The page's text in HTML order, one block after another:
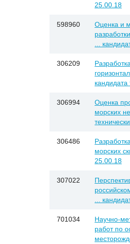
25.00.18
598960
Оценка и
...
306209
кандидата
306994
Оценка
морских
306486
морских
25.00.18
307022
...
701034
Научно-
работ по